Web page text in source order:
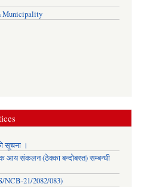
Municipality
सूचना ।
आय संकलन (ठेक्का बन्दोबस्त) सम्बन्धी
NCB-21/2082/083)